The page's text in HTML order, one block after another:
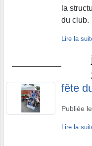
la
du
Lire la
fête
Publiée le
Lire la